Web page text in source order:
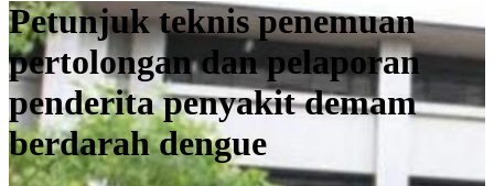
Petunjuk teknis penemuan
pertolongan dan pelaporan
penderita penyakit demam
berdarah dengue